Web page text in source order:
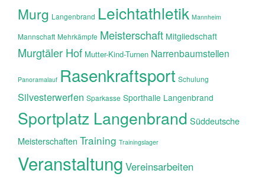
Murg Langenbrand Leichtathletik Mannheim
Mannschaft Mehrkämpfe Meisterschaft Mitgliedschaft
Murgtäler Hof Mutter-Kind-Turnen Narrenbaumstellen
Panoramalauf Rasenkraftsport Schulung
Silvesterwerfen Sparkasse Sporthalle Langenbrand
Sportplatz Langenbrand Süddeutsche
Meisterschaften Training Trainingslager
Veranstaltung Vereinsarbeiten